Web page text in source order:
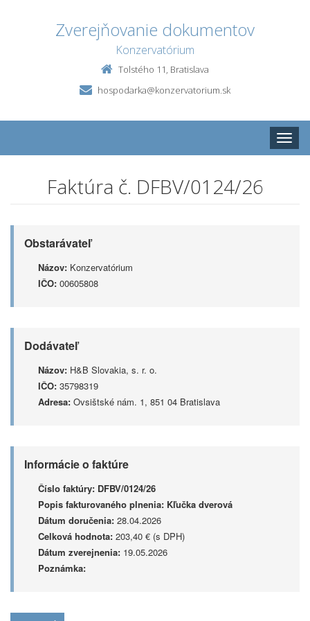
Zverejňovanie dokumentov
Konzervatórium
Tolstého 11, Bratislava
hospodarka@konzervatorium.sk
Toggle
Faktúra č. DFBV/0124/26
Obstarávateľ
Názov: Konzervatórium
IČO: 00605808
Dodávateľ
Názov: H&B Slovakia, s. r. o.
IČO: 35798319
Adresa: Ovsištské nám. 1, 851 04 Bratislava
Informácie o faktúre
Číslo faktúry: DFBV/0124/26
Popis fakturovaného plnenia: Kľučka dverová
Dátum doručenia: 28.04.2026
Celková hodnota: 203,40 € (s DPH)
Dátum zverejnenia: 19.05.2026
Poznámka: